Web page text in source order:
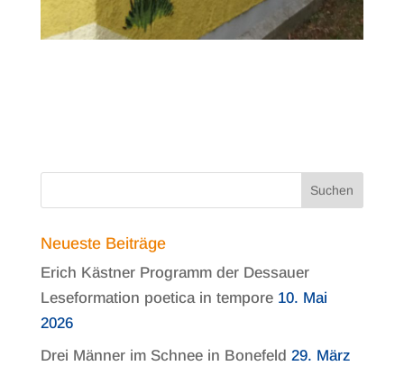
Neueste Beiträge
Erich Kästner Programm der Dessauer
Leseformation poetica in tempore 10. Mai
2026
Drei Männer im Schnee in Bonefeld 29. März